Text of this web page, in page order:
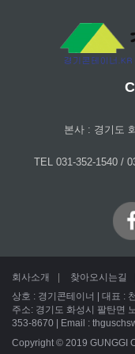
본사 : 경기도
TEL 031-352-1540 /
회사소개 찾아오시는길
상호 : 경기콘테이너 | 대표 :
주소: 경기도 화성시 팔탄면
353-8670 | Email :
Copyright © 2019 GUNGGI